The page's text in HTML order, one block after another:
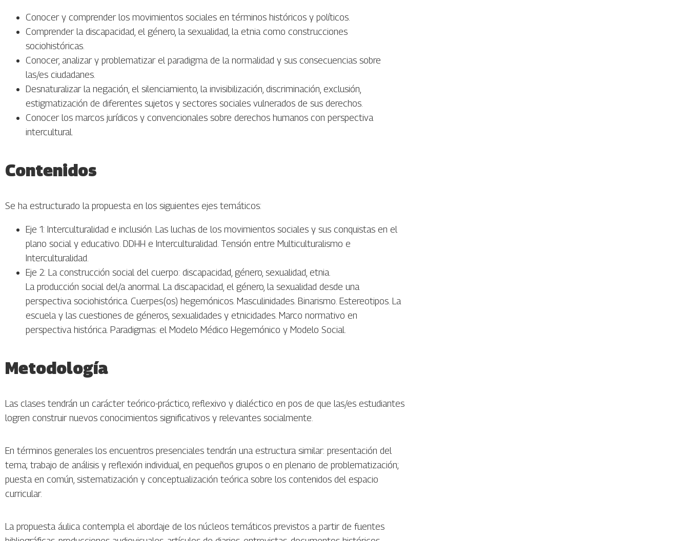
Conocer y comprender los movimientos sociales en términos históricos y políticos.
Comprender la discapacidad, el género, la sexualidad, la etnia como construcciones
sociohistóricas.
Conocer, analizar y problematizar el paradigma de la normalidad y sus consecuencias sobre
las/es ciudadanes.
Desnaturalizar la negación, el silenciamiento, la invisibilización, discriminación, exclusión,
estigmatización de diferentes sujetos y sectores sociales vulnerados de sus derechos.
Conocer los marcos jurídicos y convencionales sobre derechos humanos con perspectiva
intercultural.
Contenidos
Se ha estructurado la propuesta en los siguientes ejes temáticos:
Eje 1: Interculturalidad e inclusión. Las luchas de los movimientos sociales y sus conquistas en el
plano social y educativo. DDHH e Interculturalidad. Tensión entre Multiculturalismo e
Interculturalidad.
Eje 2: La construcción social del cuerpo: discapacidad, género, sexualidad, etnia.
La producción social del/a anormal. La discapacidad, el género, la sexualidad desde una
perspectiva sociohistórica. Cuerpes(os) hegemónicos. Masculinidades. Binarismo. Estereotipos. La
escuela y las cuestiones de géneros, sexualidades y etnicidades. Marco normativo en
perspectiva histórica. Paradigmas: el Modelo Médico Hegemónico y Modelo Social.
Metodología
Las clases tendrán un carácter teórico-práctico, reflexivo y dialéctico en pos de que las/es estudiantes
logren construir nuevos conocimientos significativos y relevantes socialmente.
En términos generales los encuentros presenciales tendrán una estructura similar: presentación del
tema; trabajo de análisis y reflexión individual, en pequeños grupos o en plenario de problematización;
puesta en común, sistematización y conceptualización teórica sobre los contenidos del espacio
curricular.
La propuesta áulica contempla el abordaje de los núcleos temáticos previstos a partir de fuentes